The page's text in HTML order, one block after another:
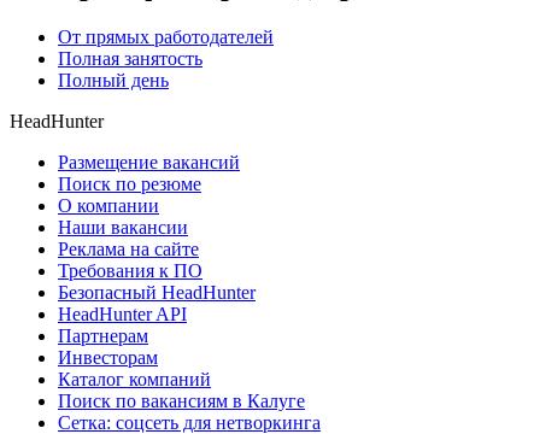
От прямых работодателей
Полная занятость
Полный день
HeadHunter
Размещение вакансий
Поиск по резюме
О компании
Наши вакансии
Реклама на сайте
Требования к ПО
Безопасный HeadHunter
HeadHunter API
Партнерам
Инвесторам
Каталог компаний
Поиск по вакансиям в Калуге
Сетка: соцсеть для нетворкинга